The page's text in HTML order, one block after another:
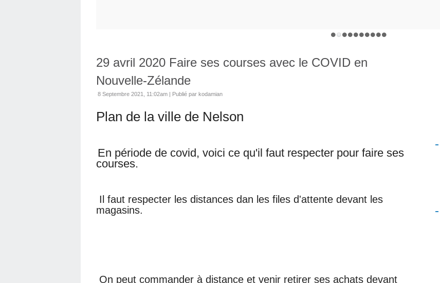
29 avril 2020 Faire ses courses avec le COVID en
Nouvelle-Zélande
8 Septembre 2021, 11:02am | Publié par kodamian
Plan de la ville de Nelson
En période de covid, voici ce qu'il faut respecter pour faire ses
courses.
Il faut respecter les distances dan les files d'attente devant les
magasins.
On peut commander à distance et venir retirer ses achats devant